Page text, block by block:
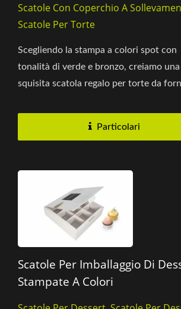
Scatole Con Coperchio A
Scatole Per Torte
Scegliendo la stampa a colori spot con
tonalità di verde e bronzo, creiamo una
squisita scatola regalo per torte da
Particolari
Scatole Per Imballaggio Di
Stampate A Colori